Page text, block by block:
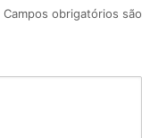
Campos obrigatórios são